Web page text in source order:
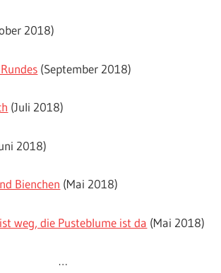
2018)
(September 2018)
(Juli 2018)
2018)
Bienchen (Mai 2018)
weg, die Pusteblume ist da (Mai 2018)
…